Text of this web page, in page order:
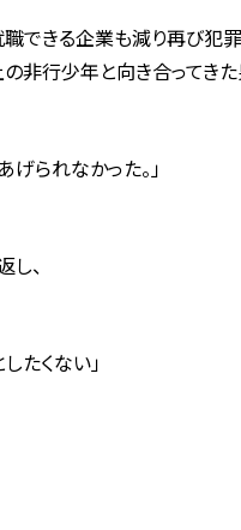
職できる企業も減り再び犯
の非行少年と向き合ってき
られなかった。」
、
たくない」